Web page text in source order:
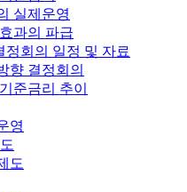
실제운영
과의 파급
정회의 일정 및 자료
향 결정회의
준금리 추이
영
도